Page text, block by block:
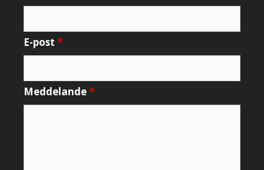
E-post *
Meddelande*